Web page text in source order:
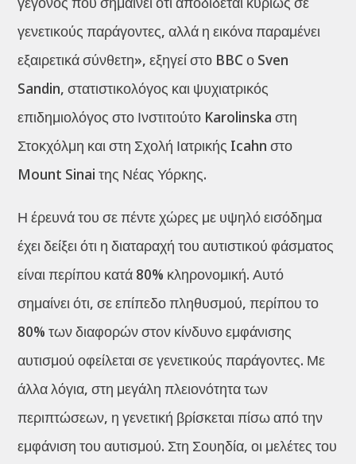
γενετικούς παράγοντες, αλλά η εικόνα παραμένει
εξαιρετικά σύνθετη», εξηγεί στο BBC ο Sven
Sandin, στατιστικολόγος και ψυχιατρικός
επιδημιολόγος στο Ινστιτούτο Karolinska στη
Στοκχόλμη και στη Σχολή Ιατρικής Icahn στο
Mount Sinai της Νέας Υόρκης.
Η έρευνά του σε πέντε χώρες με υψηλό εισόδημα
έχει δείξει ότι η διαταραχή του αυτιστικού φάσματος
είναι περίπου κατά 80% κληρονομική. Αυτό
σημαίνει ότι, σε επίπεδο πληθυσμού, περίπου το
80% των διαφορών στον κίνδυνο εμφάνισης
αυτισμού οφείλεται σε γενετικούς παράγοντες. Με
άλλα λόγια, στη μεγάλη πλειονότητα των
περιπτώσεων, η γενετική βρίσκεται πίσω από την
εμφάνιση του αυτισμού. Στη Σουηδία, οι μελέτες του